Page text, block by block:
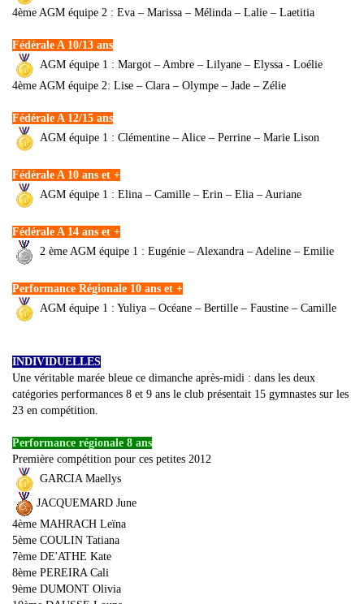
4ème AGM équipe 2 : Eva – Marissa – Mélinda – Lalie – Laetitia
Fédérale A 10/13 ans
AGM équipe 1 : Margot – Ambre – Lilyane – Elyssa - Loélie
4ème AGM équipe 2: Lise – Clara – Olympe – Jade – Zélie
Fédérale A 12/15 ans
AGM équipe 1 : Clémentine – Alice – Perrine – Marie Lison
Fédérale A 10 ans et +
AGM équipe 1 : Elina – Camille – Erin – Elia – Auriane
Fédérale A 14 ans et +
2 ème AGM équipe 1 : Eugénie – Alexandra – Adeline – Emilie
Performance Régionale 10 ans et +
AGM équipe 1 : Yuliya – Océane – Bertille – Faustine – Camille
INDIVIDUELLES
Une véritable marée bleue ce dimanche après-midi : dans les deux
catégories performances 8 et 9 ans le club présentait 15 gymnastes sur les
23 en compétition.
Performance régionale 8 ans
Première compétition pour ces petites 2012
GARCIA Maellys
JACQUEMARD June
4ème MAHRACH Leïna
5ème COULIN Tatiana
7ème DE'ATHE Kate
8ème PEREIRA Cali
9ème DUMONT Olivia